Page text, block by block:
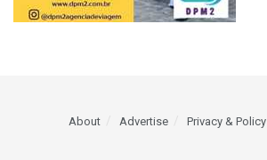
About Advertise Privacy & Policy